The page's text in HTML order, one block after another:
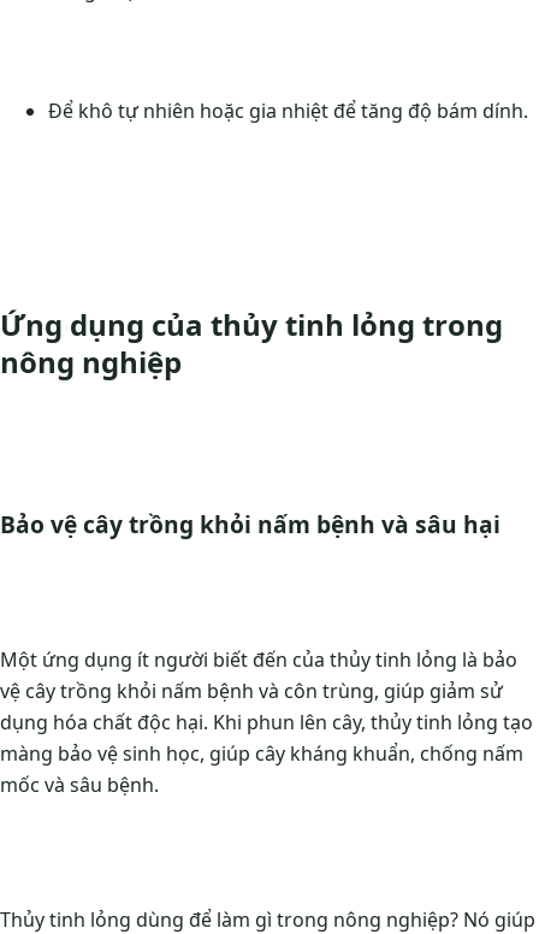
Để khô tự nhiên hoặc gia nhiệt để tăng độ bám dính.
Ứng dụng của thủy tinh lỏng trong
nông nghiệp
Bảo vệ cây trồng khỏi nấm bệnh và sâu hại
Một ứng dụng ít người biết đến của thủy tinh lỏng là bảo
vệ cây trồng khỏi nấm bệnh và côn trùng, giúp giảm sử
dụng hóa chất độc hại. Khi phun lên cây, thủy tinh lỏng tạo
màng bảo vệ sinh học, giúp cây kháng khuẩn, chống nấm
mốc và sâu bệnh.
Thủy tinh lỏng dùng để làm gì trong nông nghiệp? Nó giúp